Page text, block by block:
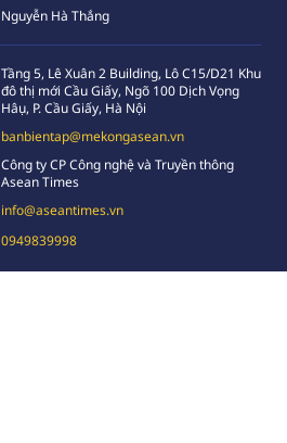
Nguyễn Hà Thắng
Tầng 5, Lê Xuân 2 Building, Lô C15/D21 Khu
đô thị mới Cầu Giấy, Ngõ 100 Dịch Vọng
Hâụ, P. Cầu Giấy, Hà Nội
banbientap@mekongasean.vn
Công ty CP Công nghệ và Truyền thông
Asean Times
info@aseantimes.vn
0949839998